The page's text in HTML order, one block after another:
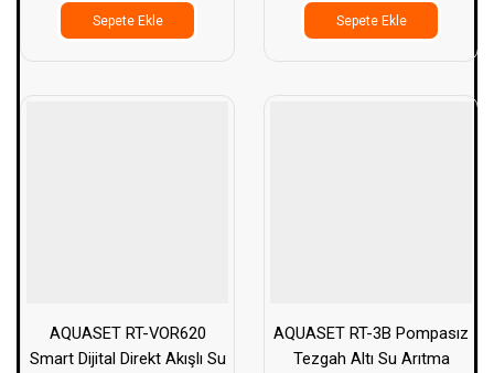
Sepete Ekle Sepete Ekle
AQUASET RT-VOR620
Smart Dijital Direkt Akışlı Su
AQUASET RT-3B Pompasız
Tezgah Altı Su Arıtma